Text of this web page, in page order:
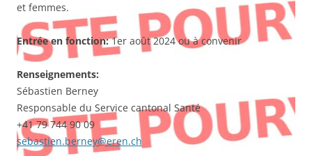
et femmes.
Entrée en fonction:1er août 2024 ou à convenir
Renseignements:
Sébastien Berney
Responsable du Service cantonal Santé
+41 79 744 90 09
sebastien.berney@eren.ch